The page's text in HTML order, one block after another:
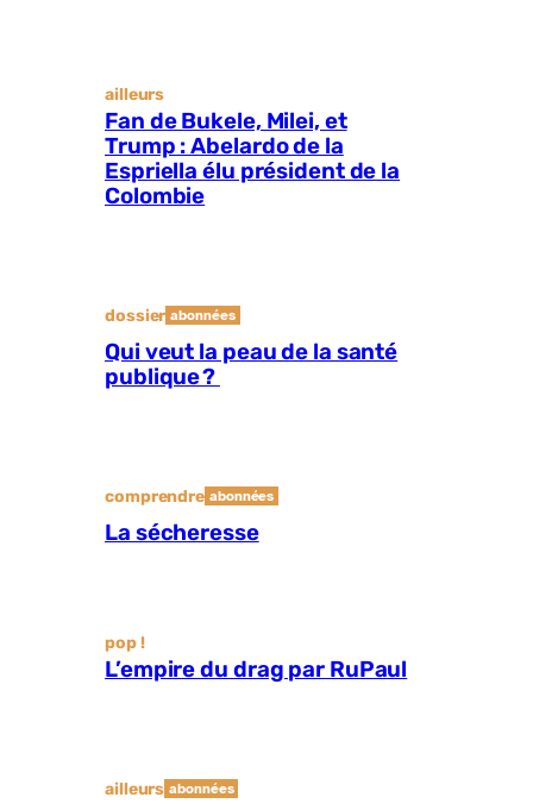
ailleurs
Fan de Bukele, Milei, et
Trump : Abelardo de la
Espriella élu président de la
Colombie
dossier abonnées
Qui veut la peau de la santé
publique ?
comprendre abonnées
La sécheresse
pop !
L’empire du drag par RuPaul
ailleurs abonnées